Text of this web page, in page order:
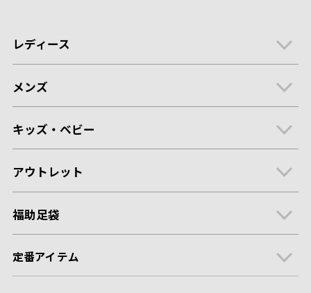
レディース
メンズ
キッズ・ベビー
アウトレット
福助足袋
定番アイテム